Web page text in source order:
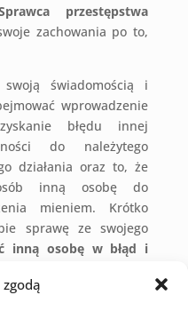
przestępstwa
zachowania po to,
świadomością i
wprowadzenie
błędu innej
do należytego
działania oraz to, że
inną osobę do
mieniem. Krótko
sprawę ze swojego
inną osobę w błąd i